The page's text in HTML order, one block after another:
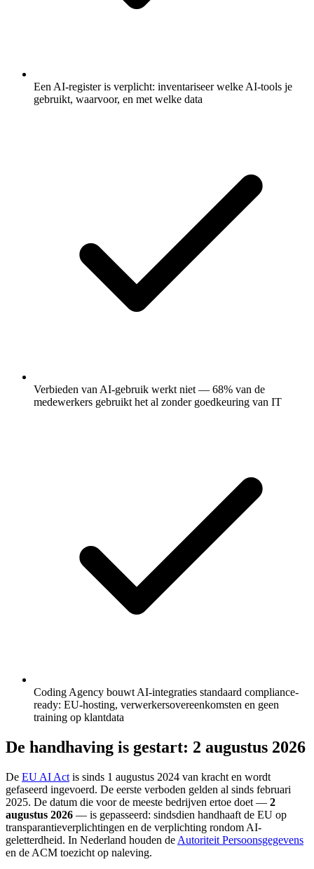
Een AI-register is verplicht: inventariseer welke AI-tools je
gebruikt, waarvoor, en met welke data
Verbieden van AI-gebruik werkt niet — 68% van de
medewerkers gebruikt het al zonder goedkeuring van IT
Coding Agency bouwt AI-integraties standaard compliance-
ready: EU-hosting, verwerkersovereenkomsten en geen
training op klantdata
De handhaving is gestart: 2 augustus 2026
De EU AI Act is sinds 1 augustus 2024 van kracht en wordt
gefaseerd ingevoerd. De eerste verboden gelden al sinds februari
2025. De datum die voor de meeste bedrijven ertoe doet — 2
augustus 2026 — is gepasseerd: sindsdien handhaaft de EU op
transparantieverplichtingen en de verplichting rondom AI-
geletterdheid. In Nederland houden de Autoriteit Persoonsgegevens
en de ACM toezicht op naleving.